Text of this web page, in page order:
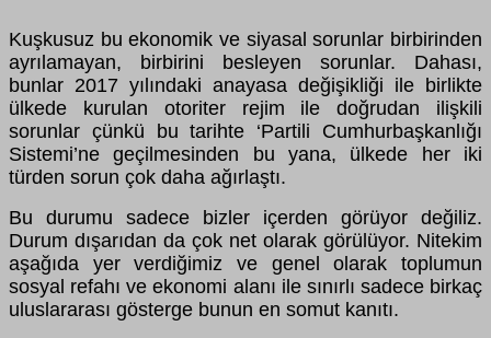
Kuşkusuz bu ekonomik ve siyasal sorunlar birbirinden
ayrılamayan, birbirini besleyen sorunlar. Dahası,
bunlar 2017 yılındaki anayasa değişikliği ile birlikte
ülkede kurulan otoriter rejim ile doğrudan ilişkili
sorunlar çünkü bu tarihte ‘Partili Cumhurbaşkanlığı
Sistemi’ne geçilmesinden bu yana, ülkede her iki
türden sorun çok daha ağırlaştı.
Bu durumu sadece bizler içerden görüyor değiliz.
Durum dışarıdan da çok net olarak görülüyor. Nitekim
aşağıda yer verdiğimiz ve genel olarak toplumun
sosyal refahı ve ekonomi alanı ile sınırlı sadece birkaç
uluslararası gösterge bunun en somut kanıtı.